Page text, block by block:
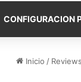
CONFIGURACION
Inicio / Reviews